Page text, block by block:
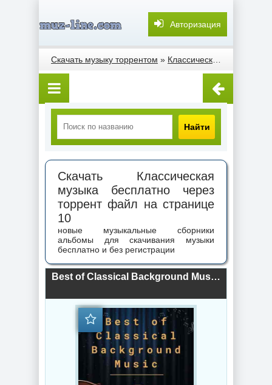
Авторизация
Скачать музыку торрентом » Классическая музыка
Найти
Скачать Классическая
музыка бесплатно через
торрент файл на странице
10
новые музыкальные сборники
альбомы для скачивания музыки
бесплатно и без регистрации
Best of Classical Background Music (2023) торрент